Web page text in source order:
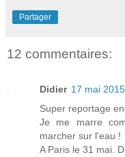
Partager
12 commentaires:
Didier 17 mai
Super reportage
Je me marre
marcher sur l'eau !
A Paris le 31 mai.